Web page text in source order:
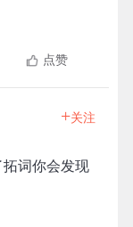
点赞
+关注
词你会发现